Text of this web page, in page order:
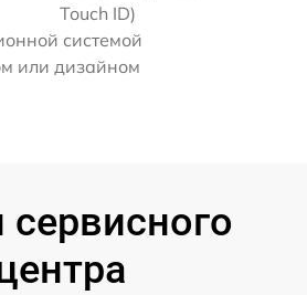
Touch ID)
системой
или дизайном